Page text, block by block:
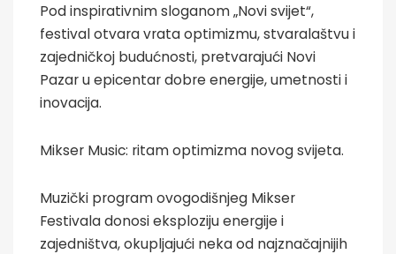
Pod inspirativnim sloganom „Novi svijet“,
festival otvara vrata optimizmu, stvaralaštvu i
zajedničkoj budućnosti, pretvarajući Novi
Pazar u epicentar dobre energije, umetnosti i
inovacija.
Mikser Music: ritam optimizma novog svijeta.
Muzički program ovogodišnjeg Mikser
Festivala donosi eksploziju energije i
zajedništva, okupljajući neka od najznačajnijih